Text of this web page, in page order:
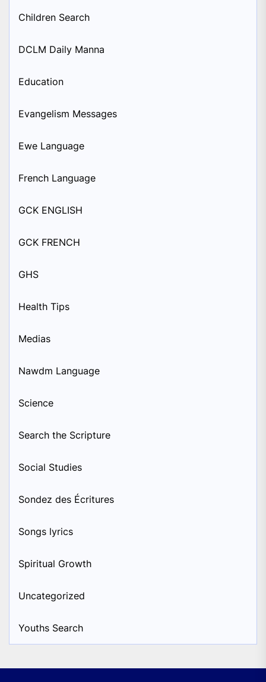
Children Search
DCLM Daily Manna
Education
Evangelism Messages
Ewe Language
French Language
GCK ENGLISH
GCK FRENCH
GHS
Health Tips
Medias
Nawdm Language
Science
Search the Scripture
Social Studies
Sondez des Écritures
Songs lyrics
Spiritual Growth
Uncategorized
Youths Search